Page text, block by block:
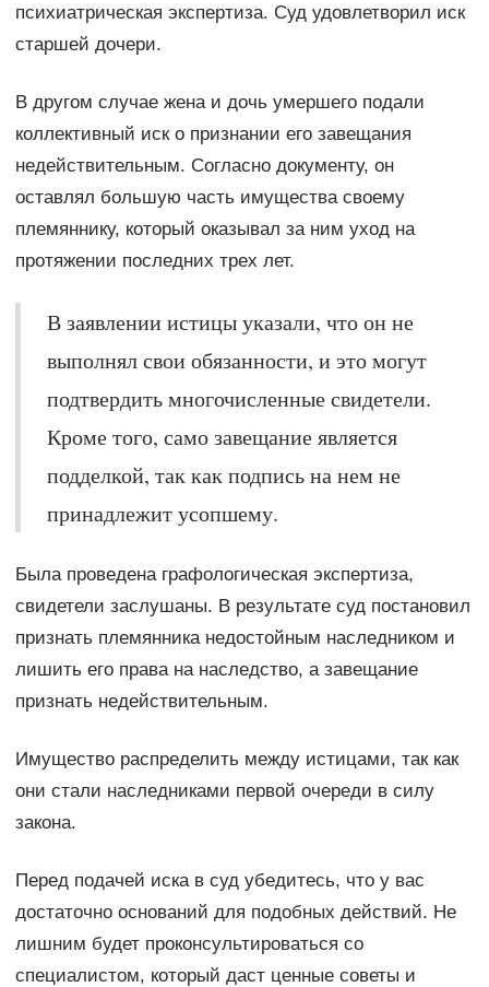
психиатрическая экспертиза. Суд удовлетворил иск
старшей дочери.
В другом случае жена и дочь умершего подали
коллективный иск о признании его завещания
недействительным. Согласно документу, он
оставлял большую часть имущества своему
племяннику, который оказывал за ним уход на
протяжении последних трех лет.
В заявлении истицы указали, что он не
выполнял свои обязанности, и это могут
подтвердить многочисленные свидетели.
Кроме того, само завещание является
подделкой, так как подпись на нем не
принадлежит усопшему.
Была проведена графологическая экспертиза,
свидетели заслушаны. В результате суд постановил
признать племянника недостойным наследником и
лишить его права на наследство, а завещание
признать недействительным.
Имущество распределить между истицами, так как
они стали наследниками первой очереди в силу
закона.
Перед подачей иска в суд убедитесь, что у вас
достаточно оснований для подобных действий. Не
лишним будет проконсультироваться со
специалистом, который даст ценные советы и